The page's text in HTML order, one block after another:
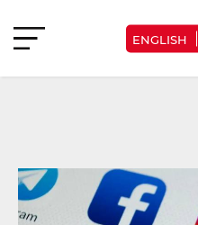
ENGLISH